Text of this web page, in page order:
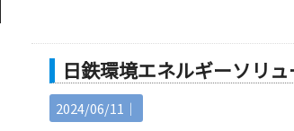
日鉄環境エネルギーソリ
2024/06/11｜